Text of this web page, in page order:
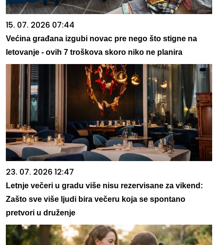
15. 07. 2026 07:44
Većina građana izgubi novac pre nego što stigne na
letovanje - ovih 7 troškova skoro niko ne planira
23. 07. 2026 12:47
Letnje večeri u gradu više nisu rezervisane za vikend:
Zašto sve više ljudi bira večeru koja se spontano
pretvori u druženje